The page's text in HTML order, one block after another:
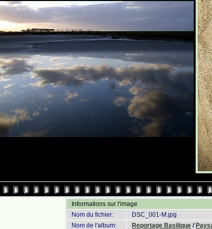
Informations sur l'image
Nom du fichier:
DSC_001-M.jpg
Nom de l'album:
Reportage Basilique /